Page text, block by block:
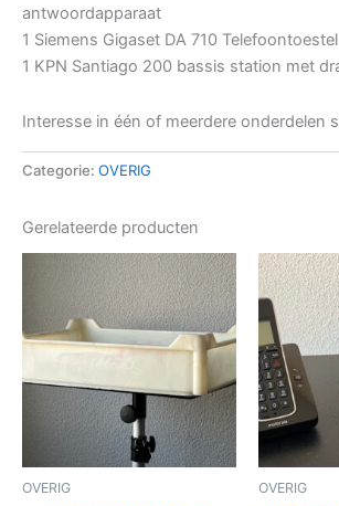
antwoordapparaat
1 Siemens Gigaset DA 710 Telefoontoestel
1 KPN Santiago 200 bassis station met
Interesse in één of meerdere onderdelen
Categorie: OVERIG
Gerelateerde producten
OVERIG OVERIG